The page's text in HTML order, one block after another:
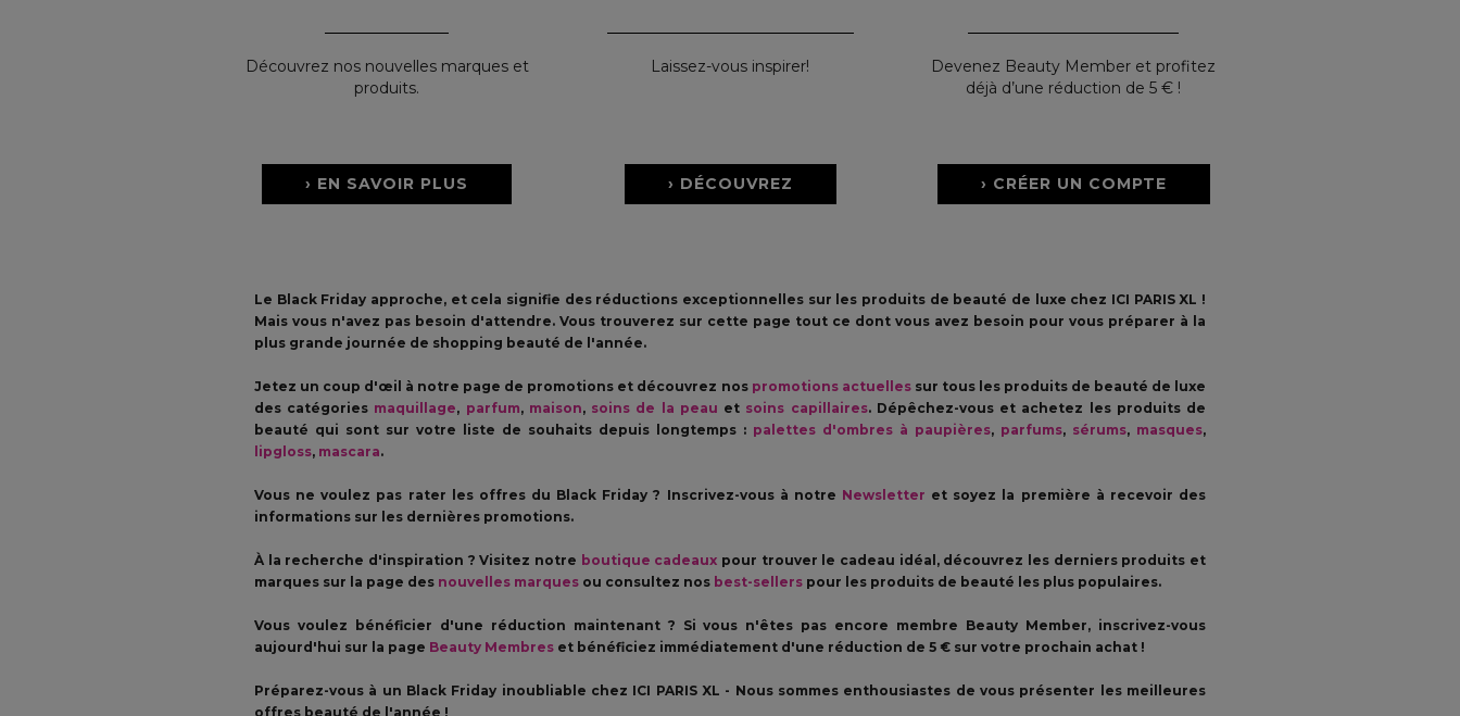
Découvrez nos nouvelles marques et
produits.
› EN SAVOIR PLUS
Laissez-vous inspirer!
› DÉCOUVREZ
Devenez Beauty Member et profitez
déjà d’une réduction de 5 € !
› CRÉER UN COMPTE
Le Black Friday approche, et cela signifie des réductions exceptionnelles sur les produits de beauté de luxe chez ICI PARIS XL !
Mais vous n'avez pas besoin d'attendre. Vous trouverez sur cette page tout ce dont vous avez besoin pour vous préparer à la
plus grande journée de shopping beauté de l'année.
Jetez un coup d'œil à notre page de promotions et découvrez nos promotions actuellessur tous les produits de beauté de luxe
des catégories maquillage, parfum, maison, soins de la peau et soins capillaires. Dépêchez-vous et achetez les produits de
beauté qui sont sur votre liste de souhaits depuis longtemps : palettes d'ombres à paupières, parfums, sérums, masques,
lipgloss, mascara.
Vous ne voulez pas rater les offres du Black Friday ? Inscrivez-vous à notre Newsletter et soyez la première à recevoir des
informations sur les dernières promotions.
À la recherche d'inspiration ? Visitez notre boutique cadeaux pour trouver le cadeau idéal, découvrez les derniers produits et
marques sur la page des nouvelles marques ou consultez nos best-sellers pour les produits de beauté les plus populaires.
Vous voulez bénéficier d'une réduction maintenant ? Si vous n'êtes pas encore membre Beauty Member, inscrivez-vous
aujourd'hui sur la page Beauty Membres et bénéficiez immédiatement d'une réduction de 5 € sur votre prochain achat !
Préparez-vous à un Black Friday inoubliable chez ICI PARIS XL - Nous sommes enthousiastes de vous présenter les meilleures
offres beauté de l'année !